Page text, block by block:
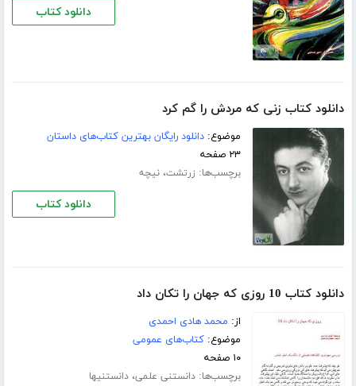
دانلود کتاب
دانلود کتاب زنی که مردش را گم کرد
موضوع:دانلود رایگان بهترین کتاب‌های داستان
۲۳ صفحه
برچسب‌ها: زرتشت،نیچه
دانلود کتاب
دانلود کتاب 10 روزی که جهان را تکان داد
از: محمد هادی احمدی
موضوع:کتاب‌های عمومی
۱۰ صفحه
برچسب‌ها:دانستنی علمی،دانستنیها